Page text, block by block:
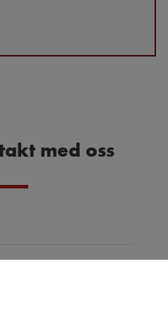
med oss